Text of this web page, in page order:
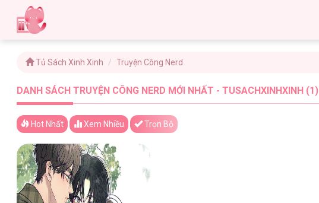
Tủ Sách Xinh Xinh Truyện Công Nerd
DANH SÁCH TRUYỆN CÔNG NERD MỚI NHẤT - TUSACHXINHXINH (1)
Hot Nhất Xem Nhiều Trọn Bộ